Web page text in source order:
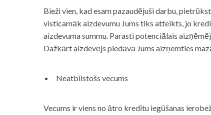
Bieži vien, kad esam pazaudējuši darbu,
visticamāk aizdevumu Jums tiks atteikts, jo
aizdevuma summu. Parasti potenciālais
Dažkārt aizdevējs piedāvā Jums aizņemties
Neatbilstošs vecums
Vecums ir viens no ātro kredītu iegūšanas